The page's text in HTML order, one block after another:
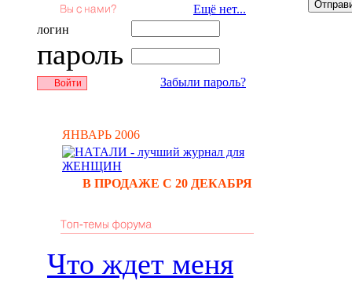
Ещё нет...
логин
пароль
Забыли пароль?
ЯНВАРЬ 2006
В ПРОДАЖЕ С 20 ДЕКАБРЯ
Что ждет меня